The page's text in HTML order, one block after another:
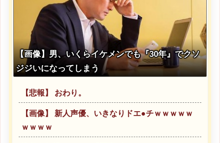
【画像】男、いくらイケメンでも『30年』でクソ
ジジいになってしまう
【悲報】 おわり。
【画像】 新人声優、いきなりドエ●チｗｗｗｗｗ
ｗｗｗｗ